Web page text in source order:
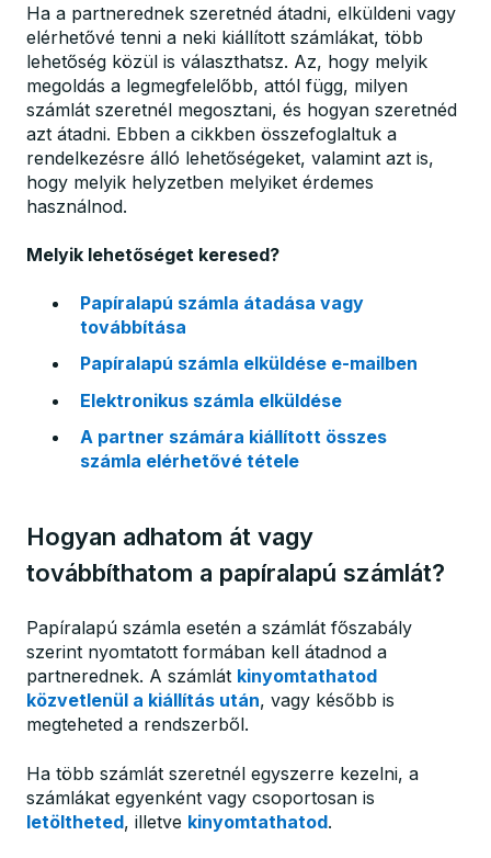
Ha a partnerednek szeretnéd átadni, elküldeni vagy
elérhetővé tenni a neki kiállított számlákat, több
lehetőség közül is választhatsz. Az, hogy melyik
megoldás a legmegfelelőbb, attól függ, milyen
számlát szeretnél megosztani, és hogyan szeretnéd
azt átadni. Ebben a cikkben összefoglaltuk a
rendelkezésre álló lehetőségeket, valamint azt is,
hogy melyik helyzetben melyiket érdemes
használnod.
Melyik lehetőséget keresed?
Papíralapú számla átadása vagy
továbbítása
Papíralapú számla elküldése e-mailben
Elektronikus számla elküldése
A partner számára kiállított összes
számla elérhetővé tétele
Hogyan adhatom át vagy
továbbíthatom a papíralapú számlát?
Papíralapú számla esetén a számlát főszabály
szerint nyomtatott formában kell átadnod a
partnerednek. A számlát kinyomtathatod
közvetlenül a kiállítás után, vagy később is
megteheted a rendszerből.
Ha több számlát szeretnél egyszerre kezelni, a
számlákat egyenként vagy csoportosan is
letöltheted, illetve kinyomtathatod.